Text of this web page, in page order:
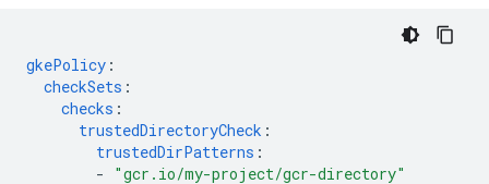
gkePolicy :
checkSets :
checks :
trustedDirectoryCheck :
trustedDirPatterns :
-
"gcr.io/my-project/gcr-directory"